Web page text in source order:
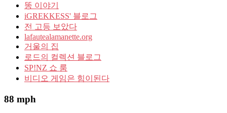
똥 이야기
iGREKKESS' 블로그
전 고등 보았다
lafautealamanette.org
거울의 집
로드의 컬렉션 블로그
SP!NZ 쇼 룸
비디오 게임은 힘이된다
88 mph